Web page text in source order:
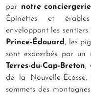
par notre conciergerie
Épinettes et
enveloppant les sentiers
Prince-Édouard, les
sont exacerbés par
Terres-du-Cap-Breton,
de la Nouvelle-
sommets des